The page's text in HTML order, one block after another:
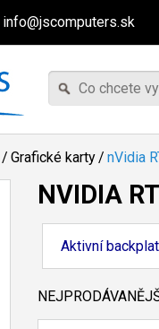
info@jscomputers.sk
/ Grafické karty/ nVidia
NVIDIA
Aktivní